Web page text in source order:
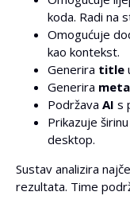
koda. Radi na
Omogućuje
kao kontekst.
Generira title
Generira
Podržava AI s
Prikazuje
desktop.
Sustav analizira
rezultata. Time